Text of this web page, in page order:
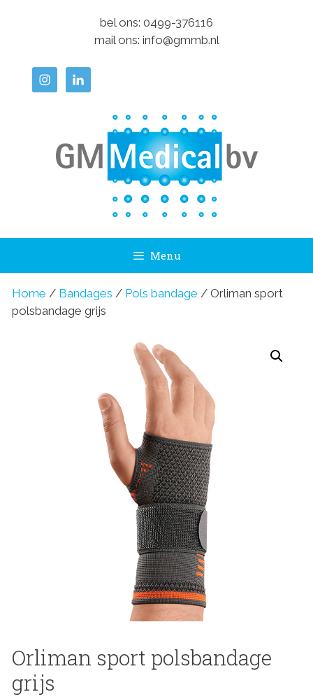
bel ons: 0499-376116
mail ons: info@gmmb.nl
Menu
Home / Bandages / Pols bandage / Orliman sport
polsbandage grijs
Orliman sport polsbandage
grijs